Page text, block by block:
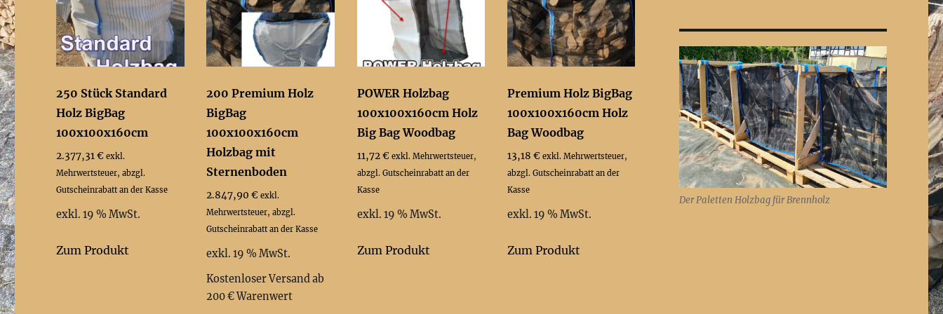
250 Stück Standard
Holz BigBag
100x100x160cm
2.377,31€ exkl.
Mehrwertsteuer, abzgl.
Gutscheinrabatt an der Kasse
exkl. 19 % MwSt.
Zum Produkt
200 Premium Holz
BigBag
100x100x160cm
Holzbag mit
Sternenboden
2.847,90€ exkl.
Mehrwertsteuer, abzgl.
Gutscheinrabatt an der Kasse
exkl. 19 % MwSt.
Kostenloser Versand ab
200 € Warenwert
POWER Holzbag
100x100x160cm Holz
Big Bag Woodbag
11,72€ exkl. Mehrwertsteuer,
abzgl. Gutscheinrabatt an der
Kasse
exkl. 19 % MwSt.
Zum Produkt
Premium Holz BigBag
100x100x160cm Holz
Bag Woodbag
13,18 € exkl. Mehrwertsteuer,
abzgl. Gutscheinrabatt an der
Kasse
exkl. 19 % MwSt.
Zum Produkt
Der Paletten Holzbag für Brennholz